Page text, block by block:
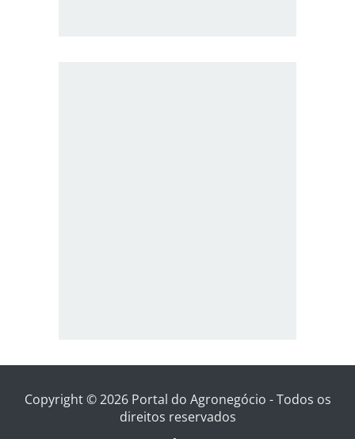
Copyright © 2026 Portal do Agronegócio - Todos os
direitos reservados